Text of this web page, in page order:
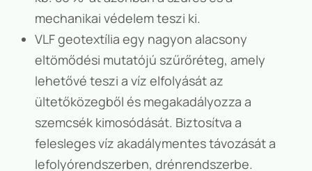
mechanikai védelem teszi ki.
VLF geotextília egy nagyon alacsony
eltömődési mutatójú szűrőréteg, amely
lehetővé teszi a víz elfolyását az
ültetőközegből és megakadályozza a
szemcsék kimosódását. Biztosítva a
felesleges víz akadálymentes távozását a
lefolyórendszerben, drénrendszerbe.